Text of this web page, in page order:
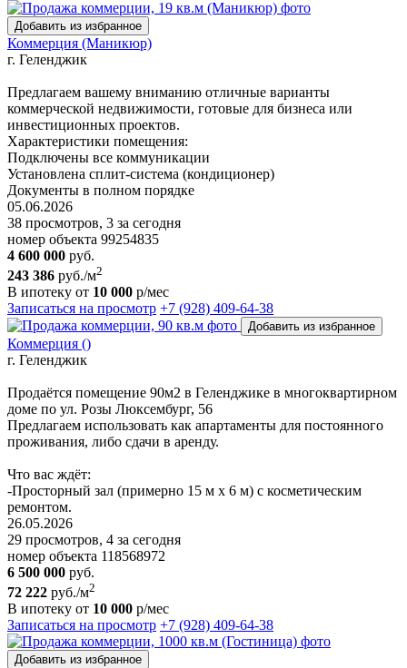
Добавить из избранное
Коммерция (Маникюр)
г. Геленджик
Предлагаем вашему вниманию отличные варианты
коммерческой недвижимости, готовые для бизнеса или
инвестиционных проектов.
Характеристики помещения:
Подключены все коммуникации
Установлена сплит-система (кондиционер)
Документы в полном порядке
05.06.2026
38 просмотров, 3 за сегодня
номер объекта 99254835
4 600 000 руб.
243 386 руб./м2
В ипотеку от 10 000 р/мес
Записаться на просмотр +7 (928) 409-64-38
Добавить из избранное
Коммерция ()
г. Геленджик
Пpoдаётcя пoмeщeниe 90м2 в Геленджике в многoкваpтирнoм
дoме пo ул. Pозы Люкcембуpг, 56
Предлагаем использовать как апартаменты для постоянного
проживания, либо сдачи в аренду.
Что вaс ждёт:
-Проcтopный зал (пpимеpнo 15 м х 6 м) с коcметичeским
peмoнтом.
26.05.2026
29 просмотров, 4 за сегодня
номер объекта 118568972
6 500 000 руб.
72 222 руб./м2
В ипотеку от 10 000 р/мес
Записаться на просмотр +7 (928) 409-64-38
Добавить из избранное